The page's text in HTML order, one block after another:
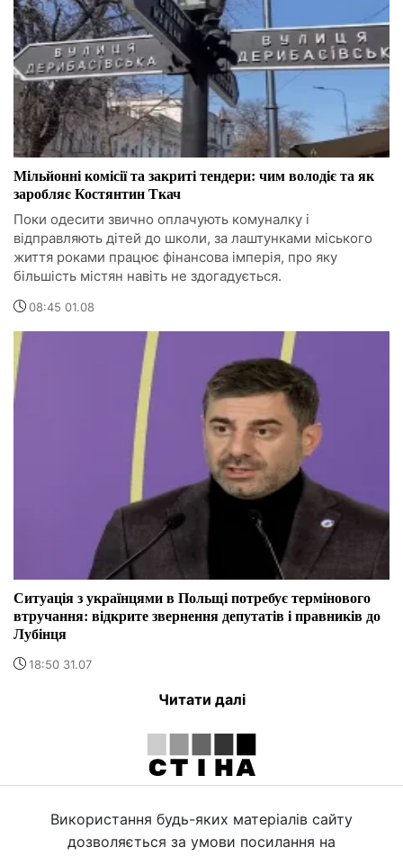
Мільйонні комісії та закриті тендери: чим володіє та як
заробляє Костянтин Ткач
Поки одесити звично оплачують комуналку і
відправляють дітей до школи, за лаштунками міського
життя роками працює фінансова імперія, про яку
більшість містян навіть не здогадується.
08:45 01.08
Ситуація з українцями в Польщі потребує термінового
втручання: відкрите звернення депутатів і правників до
Лубінця
18:50 31.07
Читати далі
Використання будь-яких матеріалів сайту
дозволяється за умови посилання на